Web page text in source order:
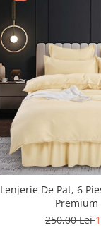
Lenjerie De Pat, 6
Premium
250,00 Lei